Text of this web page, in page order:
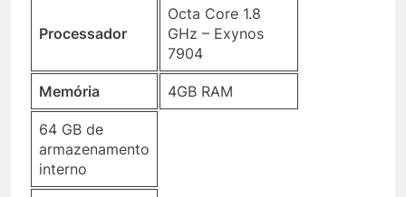
Processador
Octa Core 1.8
GHz – Exynos
7904
Memória 4GB RAM
64 GB de
armazenamento
interno